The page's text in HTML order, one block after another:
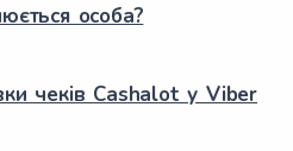
особа?
чеків Cashalot у Viber